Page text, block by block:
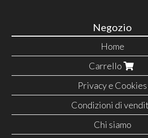
Negozio
Home
Carrello
Privacy e Cookies
Condizioni di
Chi siamo